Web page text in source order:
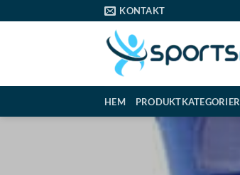
to
KONTAKT
HEM PRODUKTKATEGORIER